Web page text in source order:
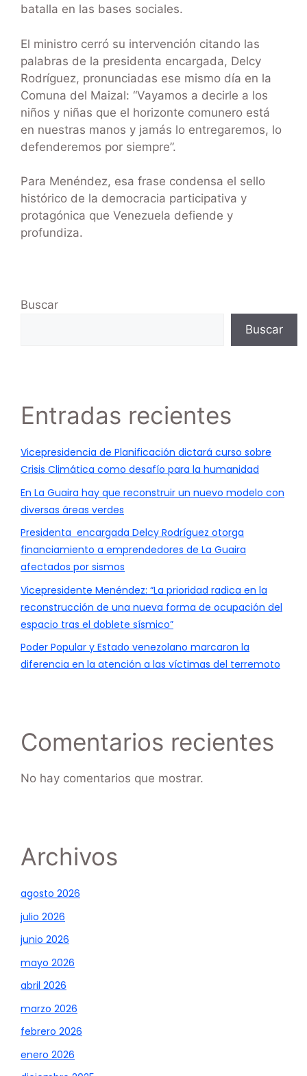
batalla en las bases sociales.
El ministro cerró su intervención citando las
palabras de la presidenta encargada, Delcy
Rodríguez, pronunciadas ese mismo día en la
Comuna del Maizal: “Vayamos a decirle a los
niños y niñas que el horizonte comunero está
en nuestras manos y jamás lo entregaremos, lo
defenderemos por siempre”.
Para Menéndez, esa frase condensa el sello
histórico de la democracia participativa y
protagónica que Venezuela defiende y
profundiza.
Buscar
Buscar
Entradas recientes
Vicepresidencia de Planificación dictará curso sobre
Crisis Climática como desafío para la humanidad
En La Guaira hay que reconstruir un nuevo modelo con
diversas áreas verdes
Presidenta encargada Delcy Rodríguez otorga
financiamiento a emprendedores de La Guaira
afectados por sismos
Vicepresidente Menéndez: “La prioridad radica en la
reconstrucción de una nueva forma de ocupación del
espacio tras el doblete sísmico”
Poder Popular y Estado venezolano marcaron la
diferencia en la atención a las víctimas del terremoto
Comentarios recientes
No hay comentarios que mostrar.
Archivos
agosto 2026
julio 2026
junio 2026
mayo 2026
abril 2026
marzo 2026
febrero 2026
enero 2026